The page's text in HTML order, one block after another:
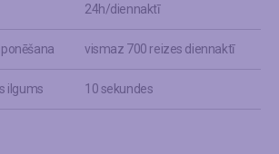
24h/diennaktī
vismaz 700 reizes diennaktī
ilgums 10 sekundes